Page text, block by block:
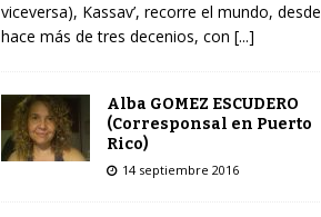
viceversa), Kassav’, recorre el mundo, desde
hace más de tres decenios, con [...]
Alba GOMEZ ESCUDERO
(Corresponsal en Puerto
Rico)
14 septiembre 2016